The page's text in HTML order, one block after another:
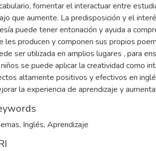
fomentar el interactuar entre
que aumente. La predisposición y el
puede tener entonación y ayuda a
les producen y componen sus propios
ser utilizada en amplios lugares , para
se puede aplicar la creatividad como
altamente positivos y efectivos en
la experiencia de aprendizaje y
, Inglés, Aprendizaje